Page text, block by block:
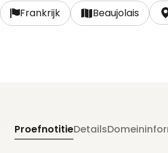
gemiddelde leeftijd van de
De trossen gaan in hun geheel
Frankrijk Beaujolais
ProefnotitieDetails